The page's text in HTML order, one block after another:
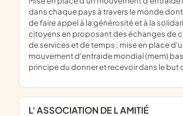
dans chaque pays à travers le monde
de faire appel à la générosité et à la
citoyens en proposant des échanges de
de services et de temps ; mise en place
mouvement d'entraide mondial (mem)
principe du donner et recevoir dans le but
L' ASSOCIATION DE L AMITIÉ